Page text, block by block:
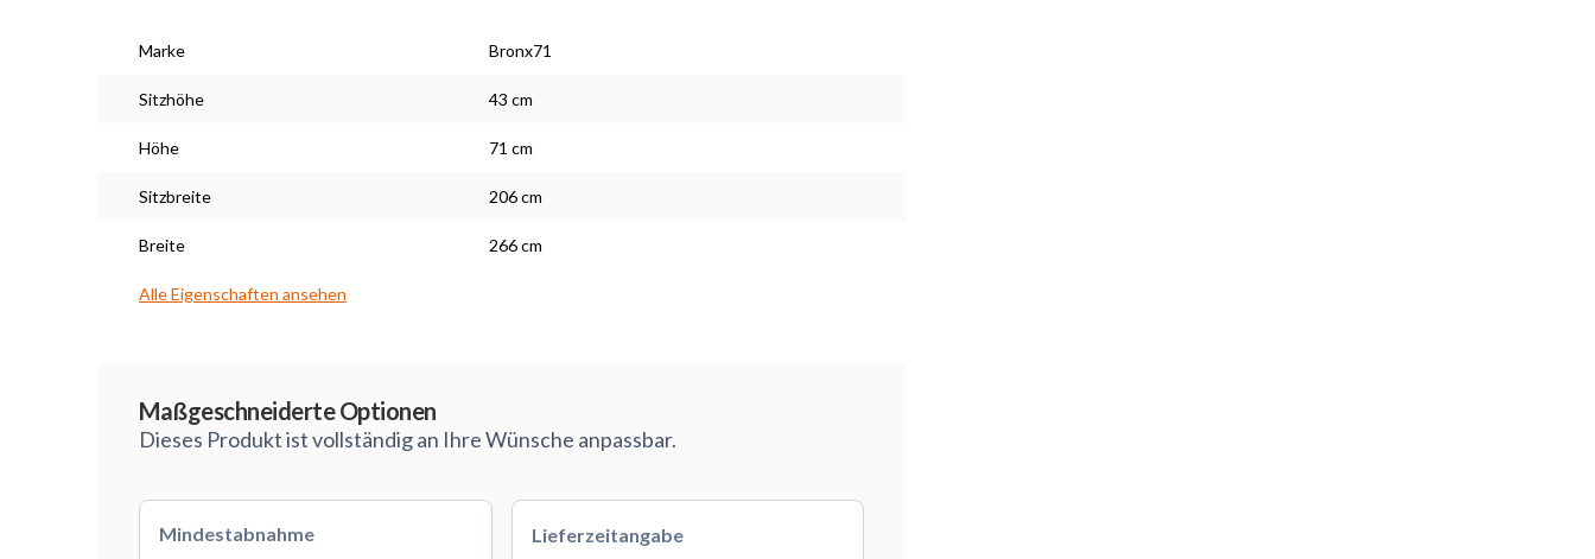
Marke Bronx71
Sitzhöhe 43 cm
Höhe 71 cm
Sitzbreite 206 cm
Breite 266 cm
Alle Eigenschaften ansehen
Maßgeschneiderte Optionen
Dieses Produkt ist vollständig an Ihre Wünsche anpassbar.
Mindestabnahme Lieferzeitangabe